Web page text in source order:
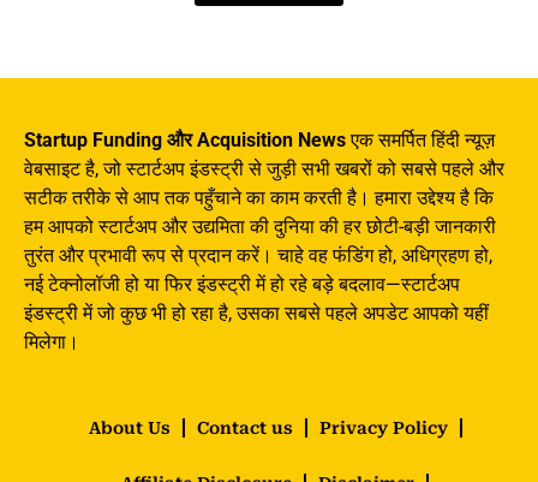
Startup Funding और Acquisition Newsएक समर्पित हिंदी न्यूज़
वेबसाइट है, जो स्टार्टअप इंडस्ट्री से जुड़ी सभी खबरों को सबसे पहले और
सटीक तरीके से आप तक पहुँचाने का काम करती है। हमारा उद्देश्य है कि
हम आपको स्टार्टअप और उद्यमिता की दुनिया की हर छोटी-बड़ी जानकारी
तुरंत और प्रभावी रूप से प्रदान करें। चाहे वह फंडिंग हो, अधिग्रहण हो,
नई टेक्नोलॉजी हो या फिर इंडस्ट्री में हो रहे बड़े बदलाव—स्टार्टअप
इंडस्ट्री में जो कुछ भी हो रहा है, उसका सबसे पहले अपडेट आपको यहीं
मिलेगा।
About Us Contact us Privacy Policy